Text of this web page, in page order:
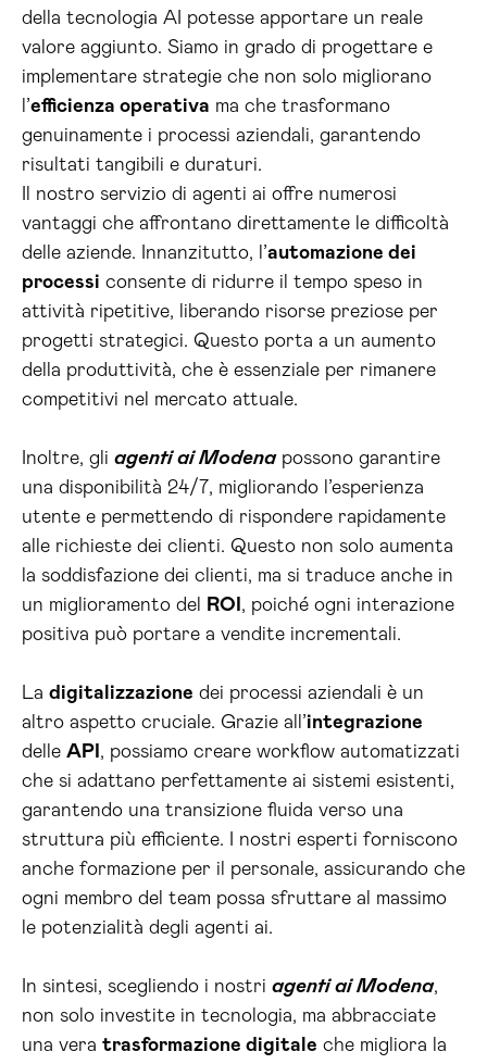
della tecnologia AI potesse apportare un reale
valore aggiunto. Siamo in grado di progettare e
implementare strategie che non solo migliorano
l’efficienza operativa ma che trasformano
genuinamente i processi aziendali, garantendo
risultati tangibili e duraturi.
Il nostro servizio di agenti ai offre numerosi
vantaggi che affrontano direttamente le difficoltà
delle aziende. Innanzitutto, l’automazione dei
processi consente di ridurre il tempo speso in
attività ripetitive, liberando risorse preziose per
progetti strategici. Questo porta a un aumento
della produttività, che è essenziale per rimanere
competitivi nel mercato attuale.
Inoltre, gli agenti ai Modenapossono garantire
una disponibilità 24/7, migliorando l’esperienza
utente e permettendo di rispondere rapidamente
alle richieste dei clienti. Questo non solo aumenta
la soddisfazione dei clienti, ma si traduce anche in
un miglioramento del
ROI , poiché ogni interazione
positiva può portare a vendite incrementali.
La digitalizzazione dei processi aziendali è un
altro aspetto cruciale. Grazie all’integrazione
delle API , possiamo creare workflow automatizzati
che si adattano perfettamente ai sistemi esistenti,
garantendo una transizione fluida verso una
struttura più efficiente. I nostri esperti forniscono
anche formazione per il personale, assicurando che
ogni membro del team possa sfruttare al massimo
le potenzialità degli agenti ai.
In sintesi, scegliendo i nostri agenti ai Modena,
non solo investite in tecnologia, ma abbracciate
una vera trasformazione digitale che migliora la